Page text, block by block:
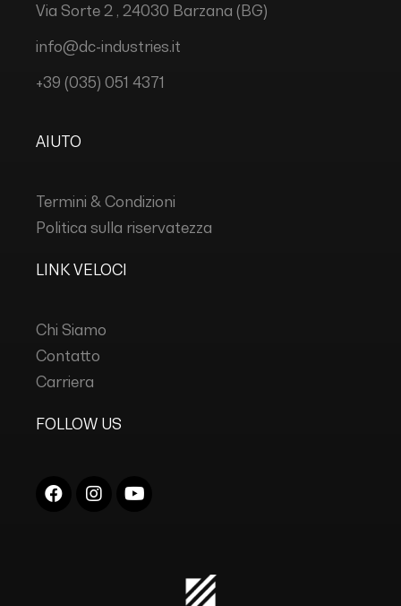
Via Sorte 2 , 24030 Barzana (BG)
info@dc-industries.it
+39 (035) 051 4371
AIUTO
Termini & Condizioni
Politica sulla riservatezza
LINK VELOCI
Chi Siamo
Contatto
Carriera
FOLLOW US